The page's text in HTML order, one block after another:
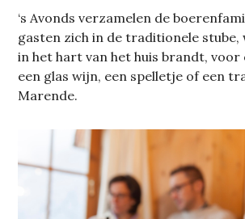
‘s Avonds verzamelen de
gasten zich in de traditionele stube,
in het hart van het huis brandt, voor
een glas wijn, een spelletje of een
Marende.